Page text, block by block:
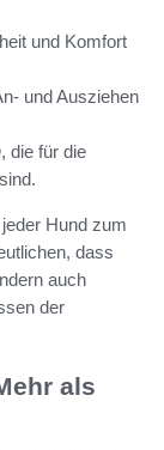
und Komfort
und Ausziehen
, die für die
Hund zum
dass
auch
der
als